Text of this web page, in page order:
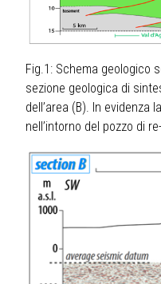
Fig.1: Schema geologico
sezione geologica di
dell’area (B). In evidenza
nell’intorno del pozzo di